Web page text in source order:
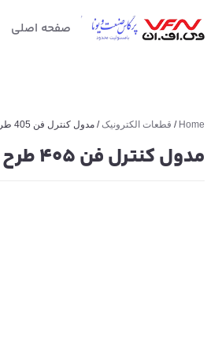
صفحه اصلی
Home
/ قطعات الکترونیک/ مدول کنترل فن 405 طرح قدیم
مدول کنترل فن 405 طرح قدیم